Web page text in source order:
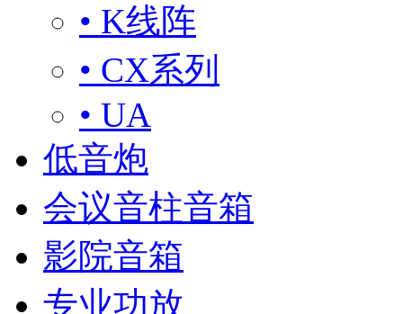
• K线阵
• CX系列
• UA
低音炮
会议音柱音箱
影院音箱
专业功放